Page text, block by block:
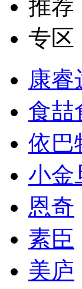
推荐
专区
康睿
食喆
依巴
小金
恩奇
素臣
美庐